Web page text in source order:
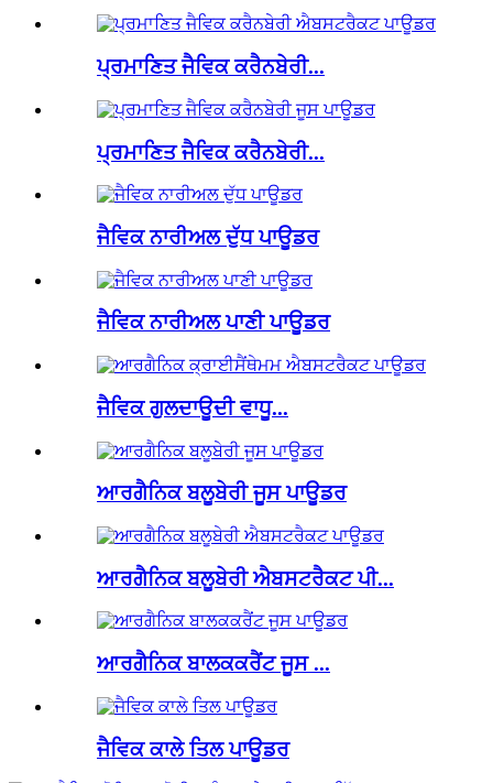
ਪ੍ਰਮਾਣਿਤ ਜੈਵਿਕ ਕਰੈਨਬੇਰੀ...
ਪ੍ਰਮਾਣਿਤ ਜੈਵਿਕ ਕਰੈਨਬੇਰੀ...
ਜੈਵਿਕ ਨਾਰੀਅਲ ਦੁੱਧ ਪਾਊਡਰ
ਜੈਵਿਕ ਨਾਰੀਅਲ ਪਾਣੀ ਪਾਊਡਰ
ਜੈਵਿਕ ਗੁਲਦਾਊਦੀ ਵਾਧੂ...
ਆਰਗੈਨਿਕ ਬਲੂਬੇਰੀ ਜੂਸ ਪਾਊਡਰ
ਆਰਗੈਨਿਕ ਬਲੂਬੇਰੀ ਐਬਸਟਰੈਕਟ ਪੀ...
ਆਰਗੈਨਿਕ ਬਾਲਕਕਰੈਂਟ ਜੂਸ ...
ਜੈਵਿਕ ਕਾਲੇ ਤਿਲ ਪਾਊਡਰ